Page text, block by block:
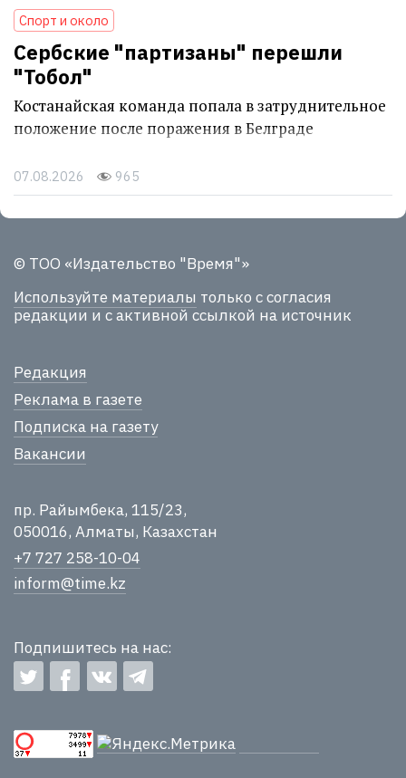
Спорт и около
Сербские "партизаны" перешли
"Тобол"
Костанайская команда попала в затруднительное
положение после поражения в Белграде
07.08.2026 965
© ТОО «Издательство "Время"»
Используйте материалы только с согласия
редакции и с активной ссылкой на источник
Редакция
Реклама в газете
Подписка на газету
Вакансии
пр. Райымбека, 115/23,
050016, Алматы, Казахстан
+7 727 258-10-04
inform@time.kz
Подпишитесь на нас: